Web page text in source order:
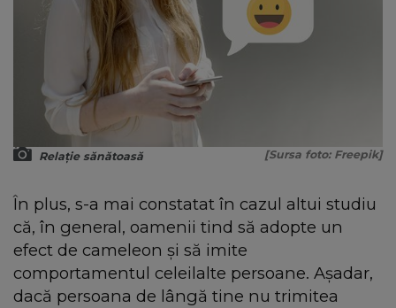
Relație sănătoasă [Sursa foto: Freepik]
În plus, s-a mai constatat în cazul altui studiu
că, în general, oamenii tind să adopte un
efect de cameleon și să imite
comportamentul celeilalte persoane. Așadar,
dacă persoana de lângă tine nu trimitea